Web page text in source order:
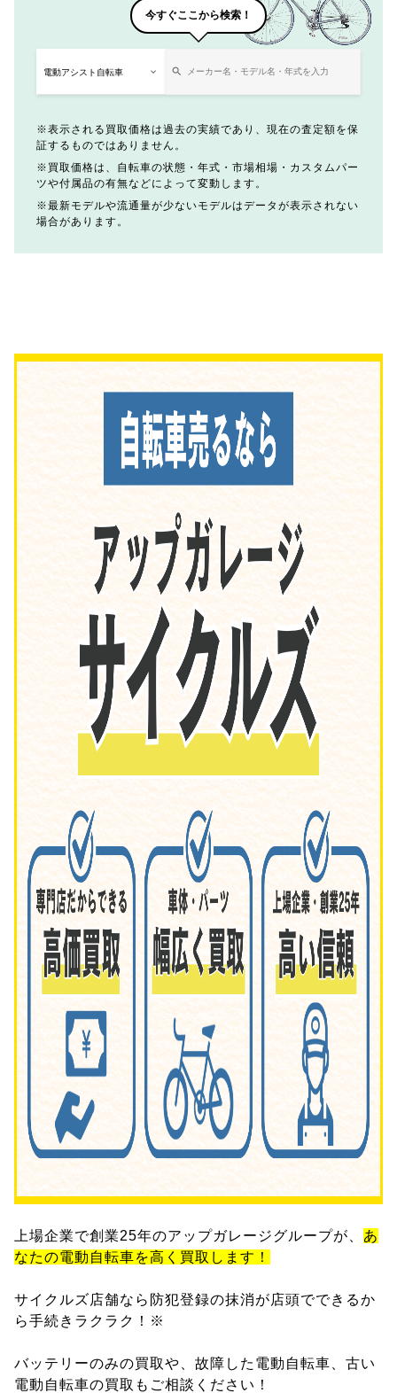
今すぐここから検索！
表示される買取価格は過去の実績であり、現在の査定額を保
証するものではありません。
買取価格は、自転車の状態・年式・市場相場・カスタムパー
ツや付属品の有無などによって変動します。
最新モデルや流通量が少ないモデルはデータが表示されない
場合があります。
上場企業で創業25年のアップガレージグループが、 あ
なたの電動自転車を高く買取します！
サイクルズ店舗なら防犯登録の抹消が店頭でできるか
ら手続きラクラク！※
バッテリーのみの買取や、故障した電動自転車、古い
電動自転車の買取もご相談ください！